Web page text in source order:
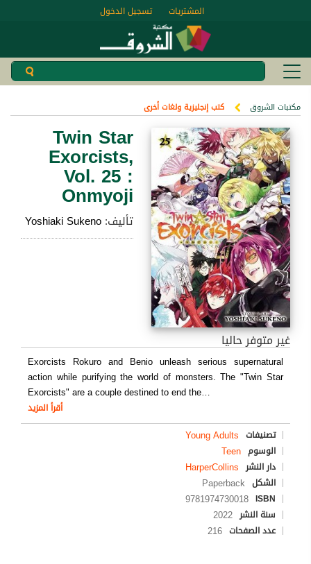
تسجيل الدخول المشتريات
مكتبات الشروق كتب إنجليزية ولغات أخرى
Twin Star
Exorcists,
Vol. 25 :
Onmyoji
تأليف:Yoshiaki Sukeno
غير متوفر حاليا
Exorcists Rokuro and Benio unleash serious supernatural
action while purifying the world of monsters. The "Twin Star
Exorcists" are a couple destined to end the…
أقرأ المزيد
تصنيفات Young Adults
الوسوم Teen
دار النشر HarperCollins
الشكل Paperback
ISBN
9781974730018
سنة النشر 2022
عدد الصفحات 216